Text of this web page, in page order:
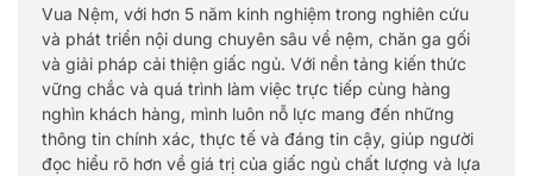
Vua Nệm, với hơn 5 năm kinh nghiệm trong nghiên cứu
và phát triển nội dung chuyên sâu về nệm, chăn ga gối
và giải pháp cải thiện giấc ngủ. Với nền tảng kiến thức
vững chắc và quá trình làm việc trực tiếp cùng hàng
nghìn khách hàng, mình luôn nỗ lực mang đến những
thông tin chính xác, thực tế và đáng tin cậy, giúp người
đọc hiểu rõ hơn về giá trị của giấc ngủ chất lượng và lựa